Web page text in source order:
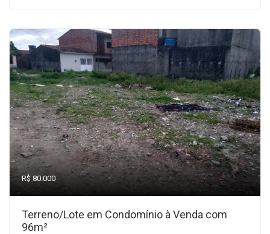
R$ 80.000
Terreno/Lote em Condomínio à Venda com
96m²